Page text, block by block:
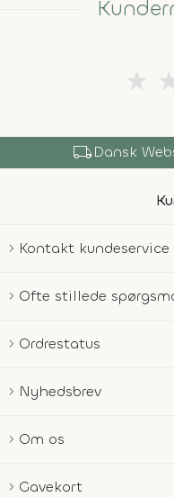
★
local_shippingDansk
Kontakt kundeservice
Ofte stillede
Ordrestatus
Nyhedsbrev
Om os
Gavekort